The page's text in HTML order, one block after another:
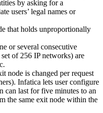
by asking for a
users’ legal names or
that holds unproportionally
or several consecutive
of 256 IP networks) are
node is changed per request
Infatica lets user configure
can last for five minutes to an
the same exit node within the